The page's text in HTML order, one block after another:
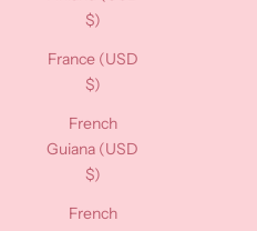
$)
France (USD
$)
French
Guiana (USD
$)
French